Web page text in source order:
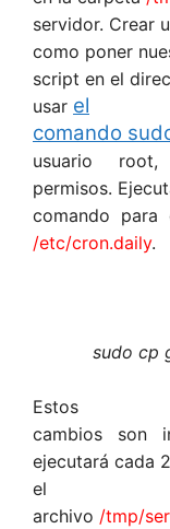
servidor. Crear
como poner
script en el
usar el
comando
usuario
permisos.
comando para
/etc/cron.daily.
sudo cp
Estos
cambios son
ejecutará cada
el
archivo /tmp/